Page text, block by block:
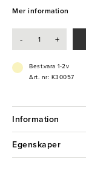
- BPA-fri
Mer information
- +
Best.vara 1-2v
Art. nr: K30057
Information
Egenskaper